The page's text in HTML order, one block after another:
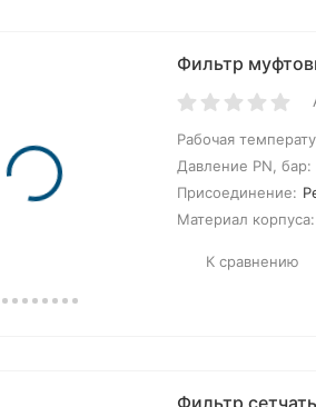
Фильтр
Рабочая
Давление PN, бар:
Присоединение:
Материал корпуса:
К сравнению
Фильтр